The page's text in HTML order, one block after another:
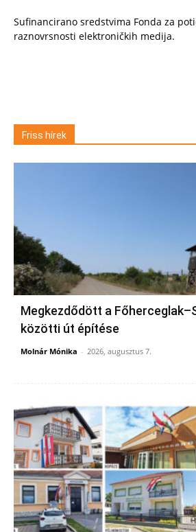
Sufinancirano sredstvima Fonda za
raznovrsnosti elektroničkih medija.
Friss hírek
Megkezdődött a
közötti út építése
Molnár Mónika - 2026, augusztus 7.